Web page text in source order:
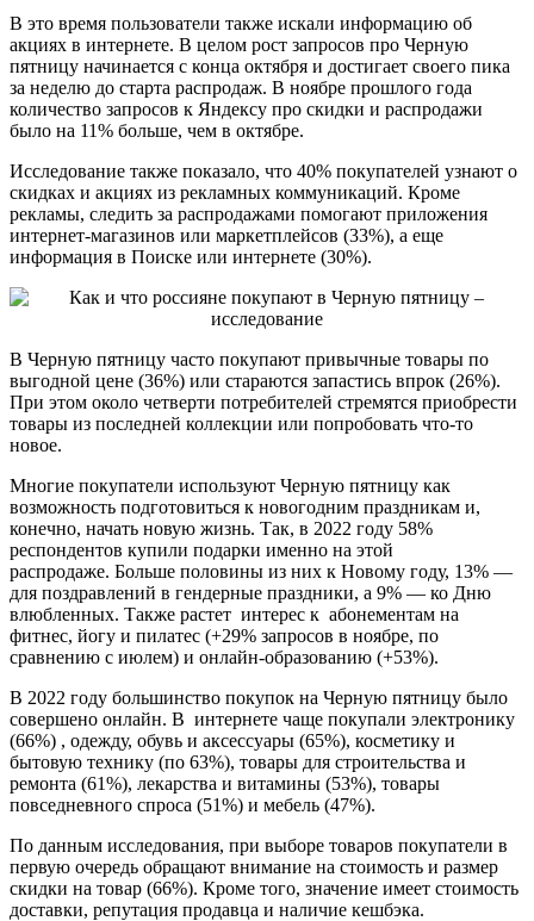
В это время пользователи также искали информацию об
акциях в интернете. В целом рост запросов про Черную
пятницу начинается с конца октября и достигает своего пика
за неделю до старта распродаж. В ноябре прошлого года
количество запросов к Яндексу про скидки и распродажи
было на 11% больше, чем в октябре.
Исследование также показало, что 40% покупателей узнают о
скидках и акциях из рекламных коммуникаций. Кроме
рекламы, следить за распродажами помогают приложения
интернет-магазинов или маркетплейсов (33%), а еще
информация в Поиске или интернете (30%).
В Черную пятницу часто покупают привычные товары по
выгодной цене (36%) или стараются запастись впрок (26%).
При этом около четверти потребителей стремятся приобрести
товары из последней коллекции или попробовать что-то
новое.
Многие покупатели используют Черную пятницу как
возможность подготовиться к новогодним праздникам и,
конечно, начать новую жизнь. Так, в 2022 году 58%
респондентов купили подарки именно на этой
распродаже. Больше половины из них к Новому году, 13% —
для поздравлений в гендерные праздники, а 9% — ко Дню
влюбленных. Также растет интерес к абонементам на
фитнес, йогу и пилатес (+29% запросов в ноябре, по
сравнению с июлем) и онлайн-образованию (+53%).
В 2022 году большинство покупок на Черную пятницу было
совершено онлайн. В интернете чаще покупали электронику
(66%) , одежду, обувь и аксессуары (65%), косметику и
бытовую технику (по 63%), товары для строительства и
ремонта (61%), лекарства и витамины (53%), товары
повседневного спроса (51%) и мебель (47%).
По данным исследования, при выборе товаров покупатели в
первую очередь обращают внимание на стоимость и размер
скидки на товар (66%). Кроме того, значение имеет стоимость
доставки, репутация продавца и наличие кешбэка.